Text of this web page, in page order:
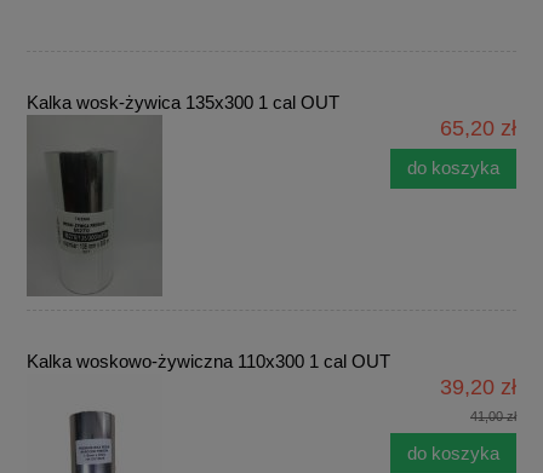
Kalka wosk-żywica 135x300 1 cal OUT
65,20 zł
do koszyka
Kalka woskowo-żywiczna 110x300 1 cal OUT
39,20 zł
41,00 zł
do koszyka